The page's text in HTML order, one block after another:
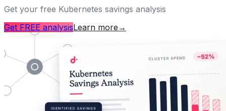
Get your free Kubernetes savings analysis
Get FREE analysisLearn more →